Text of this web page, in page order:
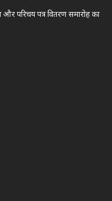
परिचय पत्र वितरण समारोह का